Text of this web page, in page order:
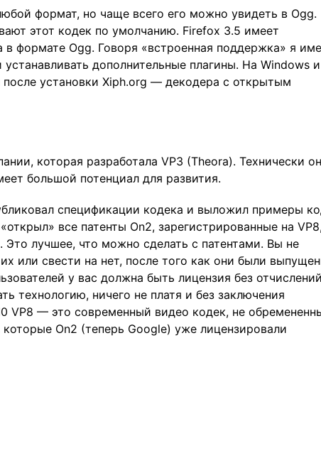
формат, но чаще всего его можно увидеть в Ogg.
этот кодек по умолчанию. Firefox 3.5 имеет
формате Ogg. Говоря «встроенная поддержка» я
дополнительные плагины. На Windows и
после установки Xiph.org — декодера с открытым
которая разработала VP3 (Theora). Технически он
большой потенциал для развития.
спецификации кодека и выложил примеры
все патенты On2, зарегистрированные на
лучшее, что можно сделать с патентами. Вы не
или свести на нет, после того как они были
у вас должна быть лицензия без
технологию, ничего не платя и без заключения
VP8 — это современный видео кодек, не
On2 (теперь Google) уже лицензировали